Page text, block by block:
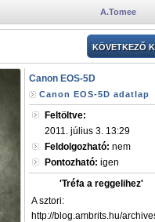
A.Tomee
KÖVETKEZŐ
Canon EOS-5D
Canon EOS-5D adatlap
Feltöltve:
2011. július 3. 13:29
Feldolgozható: nem
Pontozható: igen
'Tréfa a reggelihez'
A sztori:
http://blog.ambrits.hu/